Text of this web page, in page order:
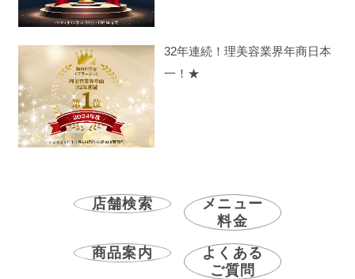
32年連続！理美容業界年商日本
一！★
店舗検索
メニュー
料金
商品案内
よくある
ご質問